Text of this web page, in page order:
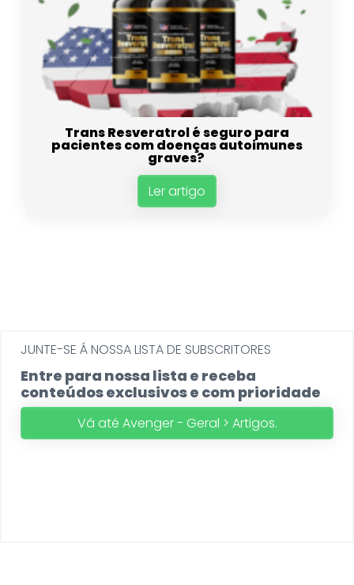
Trans Resveratrol é seguro para
pacientes com doenças autoimunes
graves?
Ler artigo
JUNTE-SE Á NOSSA LISTA DE SUBSCRITORES
Entre para nossa lista e receba
conteúdos exclusivos e com prioridade
Vá até Avenger - Geral > Artigos.